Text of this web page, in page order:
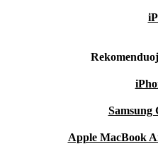
Samsung
Apple MacBook